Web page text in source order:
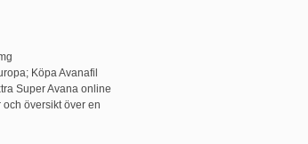
Köpa Avanafil
Super Avana online
översikt över en